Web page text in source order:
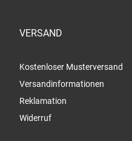
VERSAND
Kostenloser Musterversand
Versandinformationen
Reklamation
Widerruf